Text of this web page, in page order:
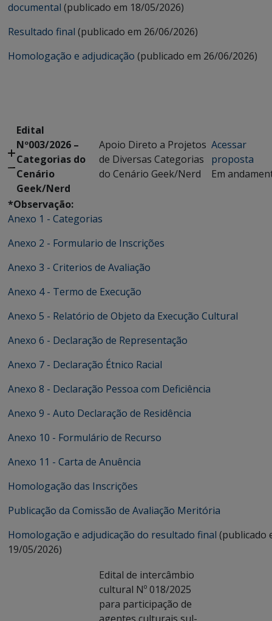
documental (publicado em 18/05/2026)
Resultado final (publicado em 26/06/2026)
Homologação e adjudicação (publicado em 26/06/2026)
Edital
Nº003/2026 –
Categorias do
Cenário
Geek/Nerd
Apoio Direto a Projetos
de Diversas Categorias
do Cenário Geek/Nerd
Acessar
proposta
Em
*Observação:
Anexo 1 - Categorias
Anexo 2 - Formulario de Inscrições
Anexo 3 - Criterios de Avaliação
Anexo 4 - Termo de Execução
Anexo 5 - Relatório de Objeto da Execução Cultural
Anexo 6 - Declaração de Representação
Anexo 7 - Declaração Étnico Racial
Anexo 8 - Declaração Pessoa com Deficiência
Anexo 9 - Auto Declaração de Residência
Anexo 10 - Formulário de Recurso
Anexo 11 - Carta de Anuência
Homologação das Inscrições
Publicação da Comissão de Avaliação Meritória
Homologação e adjudicação do resultado final (publicado
19/05/2026)
Edital de intercâmbio
cultural Nº 018/2025
para participação de